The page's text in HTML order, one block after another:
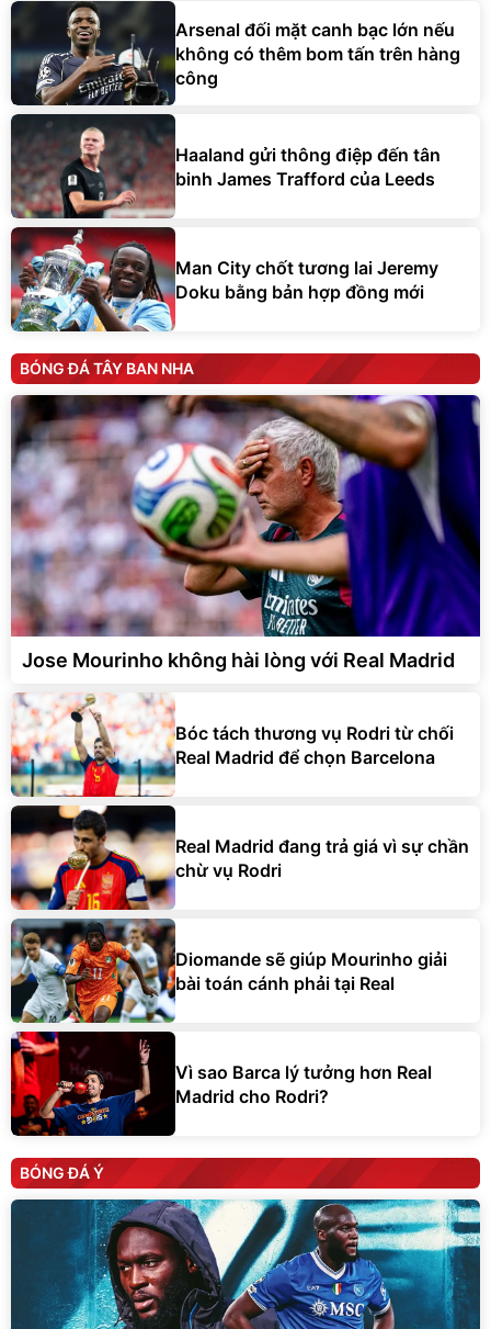
Arsenal đối mặt canh bạc lớn nếu
không có thêm bom tấn trên hàng
công
Haaland gửi thông điệp đến tân
binh James Trafford của Leeds
Man City chốt tương lai Jeremy
Doku bằng bản hợp đồng mới
BÓNG ĐÁ TÂY BAN NHA
Jose Mourinho không hài lòng với Real Madrid
Bóc tách thương vụ Rodri từ chối
Real Madrid để chọn Barcelona
Real Madrid đang trả giá vì sự chần
chừ vụ Rodri
Diomande sẽ giúp Mourinho giải
bài toán cánh phải tại Real
Vì sao Barca lý tưởng hơn Real
Madrid cho Rodri?
BÓNG ĐÁ Ý